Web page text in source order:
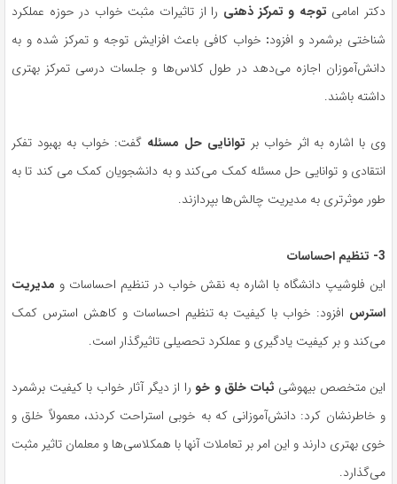
دکتر امامی توجه و تمرکز ذهنی را از تاثیرات مثبت خواب در حوزه عملکرد
شناختی برشمرد و افزود: خواب کافی باعث افزایش توجه و تمرکز شده و به
دانش‌آموزان اجازه می‌دهد در طول کلاس‌ها و جلسات درسی تمرکز بهتری
داشته باشند.
وی با اشاره به اثر خواب بر توانایی حل مسئله گفت: خواب به بهبود تفکر
انتقادی و توانایی حل مسئله کمک می‌کند و به دانشجویان کمک می کند تا به
طور موثرتری به مدیریت چالش‌ها بپردازند.
3- تنظیم احساسات
این فلوشیپ دانشگاه با اشاره به نقش خواب در تنظیم احساسات و مدیریت
استرس افزود: خواب با کیفیت به تنظیم احساسات و کاهش استرس کمک
می‌کند و بر کیفیت یادگیری و عملکرد تحصیلی تاثیرگذار است.
این متخصص بیهوشی ثبات خلق و خو را از دیگر آثار خواب با کیفیت برشمرد
و خاطرنشان کرد: دانش‌آموزانی که به خوبی استراحت کردند، معمولاً خلق و
خوی بهتری دارند و این امر بر تعاملات آنها با همکلاسی‌ها و معلمان تاثیر مثبت
می‌گذارد.